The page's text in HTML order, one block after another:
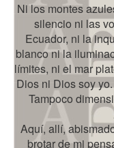
Ni los montes
silencio ni las
Ecuador, ni la
blanco ni la
límites, ni el mar
Dios ni Dios soy
Tampoco
Aquí, allí,
brotar de mi